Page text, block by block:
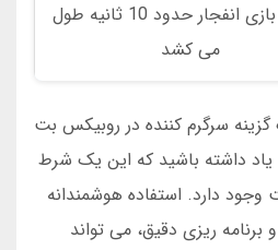
هر دور بازی انفجار حدود 10 ثانیه طول
می کشد
گزینه سرگرم کننده در روبیکس بت
یاد داشته باشید که این یک شرط
دارد. استفاده هوشمندانه
ریزی دقیق، می تواند